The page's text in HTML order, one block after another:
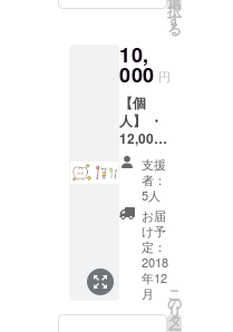
する
Line@
の登録
にて無
料配布
ガ・無
（5,000
円相
当） ・
「あな
たの歯
医者選
びに絶
対はず
せない
７つの
チェッ
クポイ
ント」
(10,000
円相
当） 代
択
す
る
10,
000 円
【個
人】 ・
12,000
円分の
フロス
回数券
（ベイ
シック
フロス
12回
分） ・
「代表
歯科医
支援
者：
5人
お届
け予
定：
2018
年12
月
こ
の
リ
タ